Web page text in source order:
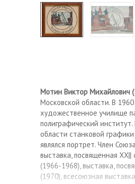
Мотин Виктор Михайлович
Московской области. В
художественное училище
полиграфический
области станковой
являлся портрет. Член
выставка, посвященная
(1966-1968), выставка,
(1970), всесоюзная